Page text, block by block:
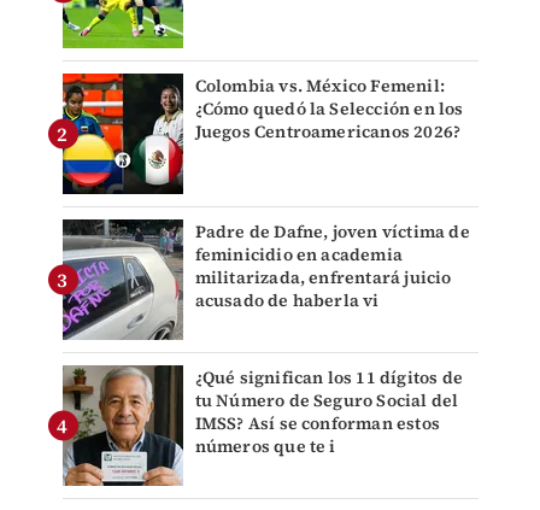
Colombia vs. México Femenil:
¿Cómo quedó la Selección en los
Juegos Centroamericanos 2026?
Padre de Dafne, joven víctima de
feminicidio en academia
militarizada, enfrentará juicio
acusado de haberla vi
¿Qué significan los 11 dígitos de
tu Número de Seguro Social del
IMSS? Así se conforman estos
números que te i